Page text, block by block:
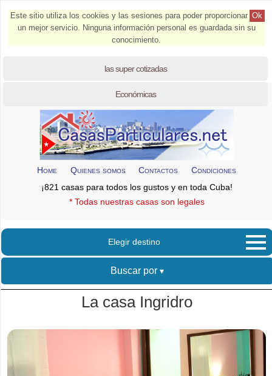
Ok
Este sitio utiliza los cookies y las sesiones para poder proporcionar
un mejor servicio. Ninguna información personal es guardada sin su
conocimiento.
las super cotizadas
Económicas
Home Quienes somos Contactos
Condiciones
¡821 casas para todos los gustos y en toda Cuba!
* Todas nuestras casas son legales
Elegir destino
Buscar por
La casa Ingridro